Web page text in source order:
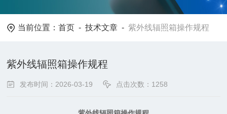
当前位置：首页 -技术文章 -紫外线辐照箱操作规程
紫外线辐照箱操作规程
发布时间：2026-03-19 点击次数：1258